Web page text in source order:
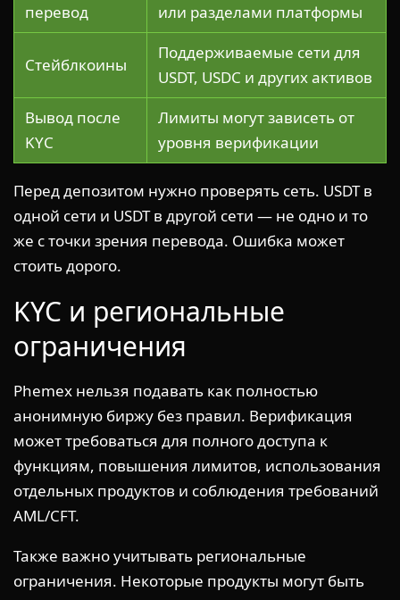
перевод
или разделами платформы
Стейблкоины
Поддерживаемые сети для
USDT, USDC и других активов
Вывод после
KYC
Лимиты могут зависеть от
уровня верификации
Перед депозитом нужно проверять сеть. USDT в
одной сети и USDT в другой сети — не одно и то
же с точки зрения перевода. Ошибка может
стоить дорого.
KYC и региональные
ограничения
Phemex нельзя подавать как полностью
анонимную биржу без правил. Верификация
может требоваться для полного доступа к
функциям, повышения лимитов, использования
отдельных продуктов и соблюдения требований
AML/CFT.
Также важно учитывать региональные
ограничения. Некоторые продукты могут быть